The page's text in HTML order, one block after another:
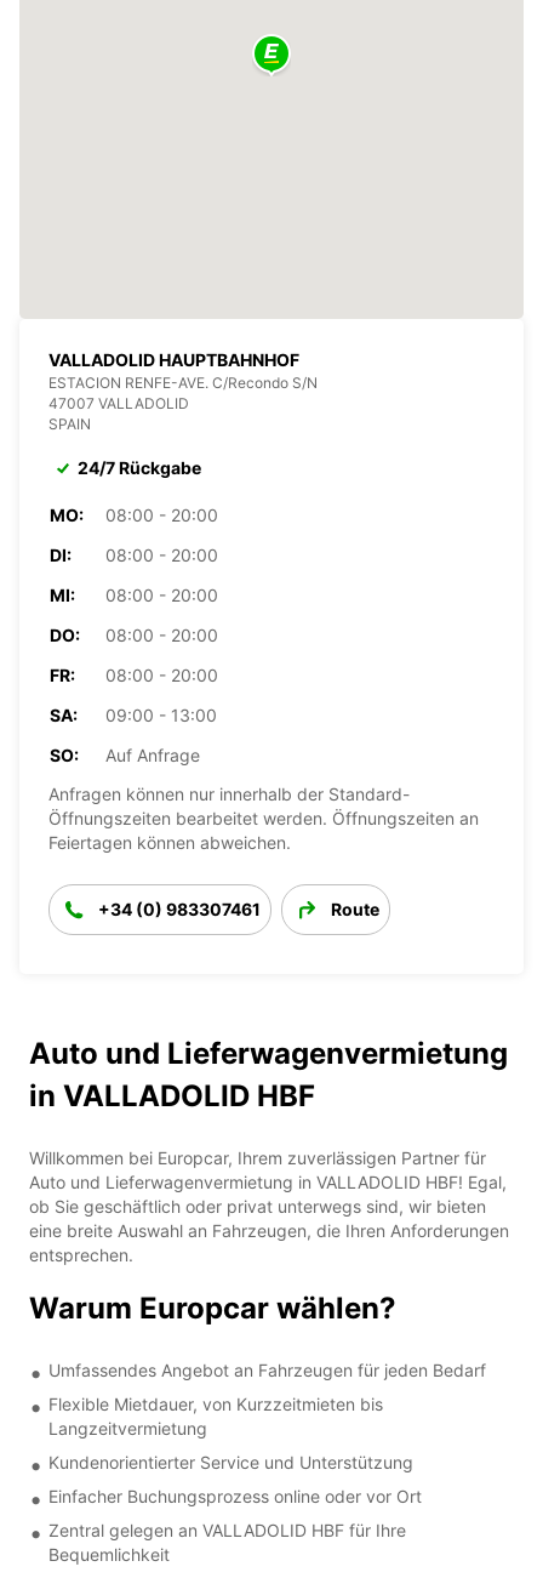
VALLADOLID HAUPTBAHNHOF
ESTACION RENFE-AVE. C/Recondo S/N
47007 VALLADOLID
SPAIN
24/7 Rückgabe
MO:
08:00 - 20:00
DI:
08:00 - 20:00
MI:
08:00 - 20:00
DO:
08:00 - 20:00
FR:
08:00 - 20:00
SA:
09:00 - 13:00
SO:
Auf Anfrage
Anfragen können nur innerhalb der Standard-
Öffnungszeiten bearbeitet werden. Öffnungszeiten an
Feiertagen können abweichen.
+34 (0) 983307461 Route
Auto und Lieferwagenvermietung
in VALLADOLID HBF
Willkommen bei Europcar, Ihrem zuverlässigen Partner für
Auto und Lieferwagenvermietung in VALLADOLID HBF! Egal,
ob Sie geschäftlich oder privat unterwegs sind, wir bieten
eine breite Auswahl an Fahrzeugen, die Ihren Anforderungen
entsprechen.
Warum Europcar wählen?
Umfassendes Angebot an Fahrzeugen für jeden Bedarf
Flexible Mietdauer, von Kurzzeitmieten bis
Langzeitvermietung
Kundenorientierter Service und Unterstützung
Einfacher Buchungsprozess online oder vor Ort
Zentral gelegen an VALLADOLID HBF für Ihre
Bequemlichkeit